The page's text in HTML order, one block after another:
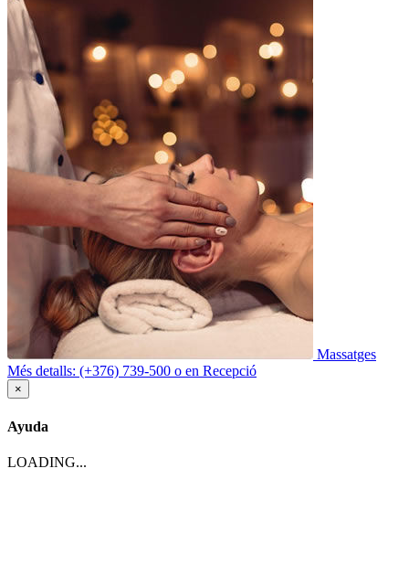
Massatges
Més detalls: (+376) 739-500 o en Recepció
×
Ayuda
LOADING...